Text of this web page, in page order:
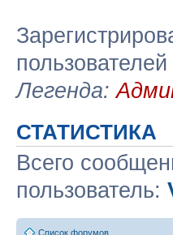
пользователей
Легенда:
СТАТИСТИКА
Всего
пользователь:
Список форумов